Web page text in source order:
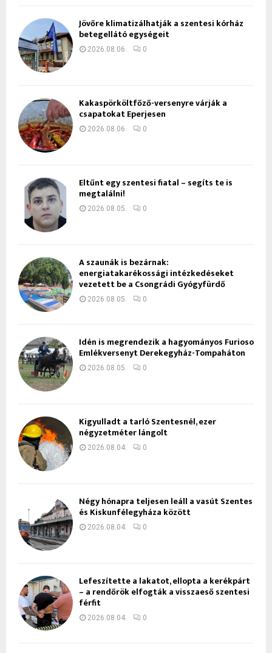
Jövőre klimatizálhatják a szentesi kórház
betegellátó egységeit
2026.08.06. 0
Kakaspörköltfőző-versenyre várják a
csapatokat Eperjesen
2026.08.06. 0
Eltűnt egy szentesi fiatal – segíts te is
megtalálni!
2026.08.05. 0
A szaunák is bezárnak:
energiatakarékossági intézkedéseket
vezetett be a Csongrádi Gyógyfürdő
2026.08.05. 0
Idén is megrendezik a hagyományos Furioso
Emlékversenyt Derekegyház-Tompaháton
2026.08.05. 0
Kigyulladt a tarló Szentesnél, ezer
négyzetméter lángolt
2026.08.04. 0
Négy hónapra teljesen leáll a vasút Szentes
és Kiskunfélegyháza között
2026.08.04. 0
Lefeszítette a lakatot, ellopta a kerékpárt
– a rendőrök elfogták a visszaeső szentesi
férfit
2026.08.04. 0